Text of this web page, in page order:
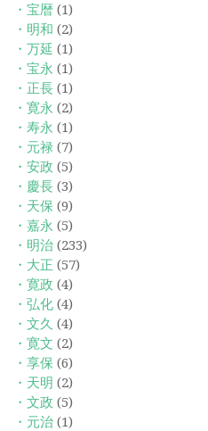
・宝暦 (1)
・明和 (2)
・万延 (1)
・宝永 (1)
・正長 (1)
・寛永 (2)
・寿永 (1)
・元禄 (7)
・安政 (5)
・慶長 (3)
・天保 (9)
・嘉永 (5)
・明治 (233)
・大正 (57)
・寛政 (4)
・弘化 (4)
・文久 (4)
・寛文 (2)
・享保 (6)
・天明 (2)
・文政 (5)
・元治 (1)